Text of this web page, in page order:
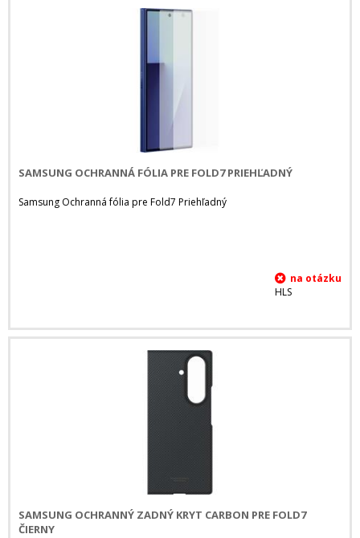
SAMSUNG OCHRANNÁ FÓLIA PRE FOLD7 PRIEHĽADNÝ
Samsung Ochranná fólia pre Fold7 Priehľadný
HLS
SAMSUNG OCHRANNÝ ZADNÝ KRYT CARBON PRE FOLD7
ČIERNY